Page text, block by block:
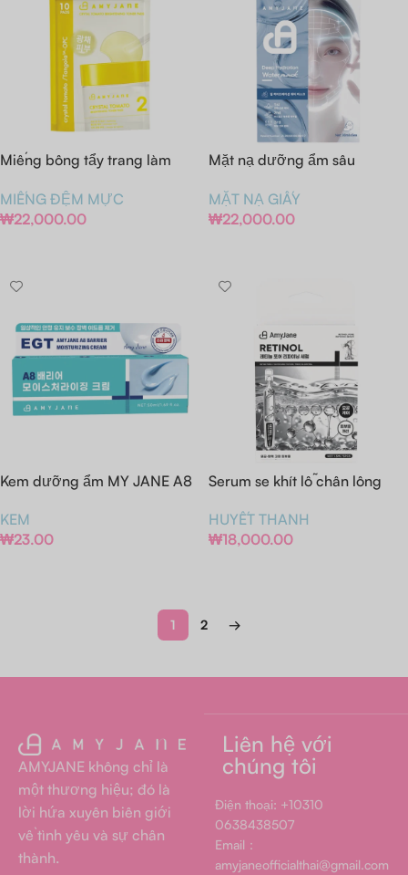
Miếng bông tẩy trang làm
MIẾNG ĐỆM MỰC
₩22,000.00
Mặt nạ dưỡng ẩm sâu
MẶT NẠ GIẤY
₩22,000.00
Kem dưỡng ẩm MY JANE A8
KEM
₩23.00
Serum se khít lỗ chân lông
HUYẾT THANH
₩18,000.00
1 2 →
AMYJANE không chỉ là
một thương hiệu; đó là
lời hứa xuyên biên giới
về tình yêu và sự chân
thành.
Liên hệ với
chúng tôi
Điện thoại: +10310
0638438507
Email：
amyjaneofficialthai@gmail.com